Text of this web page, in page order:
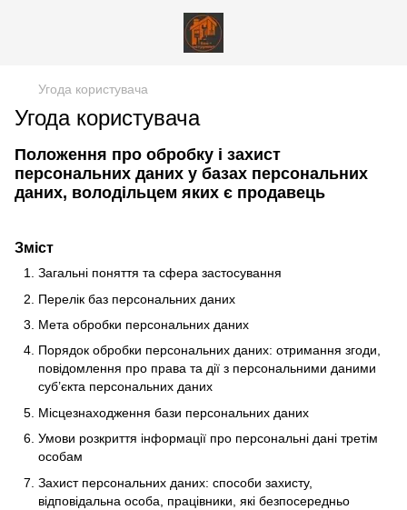
Угода користувача
Угода користувача
Положення про обробку і захист
персональних даних у базах персональних
даних, володільцем яких є продавець
Зміст
Загальні поняття та сфера застосування
Перелік баз персональних даних
Мета обробки персональних даних
Порядок обробки персональних даних: отримання згоди,
повідомлення про права та дії з персональними даними
суб’єкта персональних даних
Місцезнаходження бази персональних даних
Умови розкриття інформації про персональні дані третім
особам
Захист персональних даних: способи захисту,
відповідальна особа, працівники, які безпосередньо